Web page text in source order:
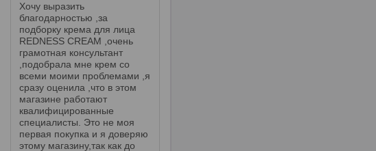
Хочу выразить
благодарностью ,за
подборку крема для лица
REDNESS CREAM ,очень
грамотная консультант
,подобрала мне крем со
всеми моими проблемами ,я
сразу оценила ,что в этом
магазине работают
квалифицированные
специалисты. Это не моя
первая покупка и я доверяю
этому магазину,так как до